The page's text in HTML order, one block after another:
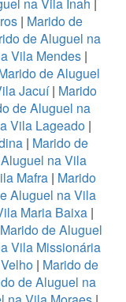
| Marido de
de Aluguel na
Vila Mendes |
de Aluguel
Jacuí| Marido
de Aluguel na
Vila Lageado|
| Marido de
na Vila
Mafra | Marido
Aluguel na Vila
Maria Baixa|
Marido de Aluguel
Vila Missionária
| Marido de
de Aluguel na